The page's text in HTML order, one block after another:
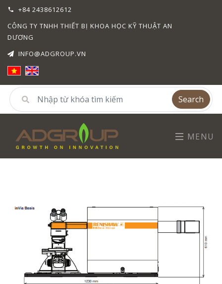
+84 2438612612
CÔNG TY TNHH THIẾT BỊ KHOA HỌC KỸ THUẬT AN
DƯƠNG
INFO@ADGROUP.VN
Search
MENU